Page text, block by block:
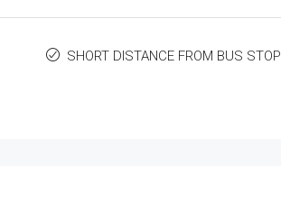
SHORT DISTANCE FROM BUS STOP